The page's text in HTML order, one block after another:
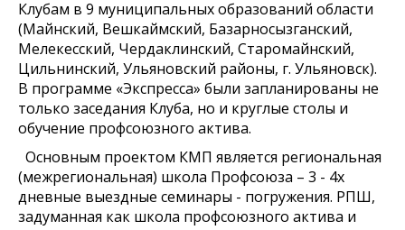
Клубам в 9 муниципальных образований области
(Майнский, Вешкаймский, Базарносызганский,
Мелекесский, Чердаклинский, Старомайнский,
Цильнинский, Ульяновский районы, г. Ульяновск).
В программе «Экспресса» были запланированы не
только заседания Клуба, но и круглые столы и
обучение профсоюзного актива.
Основным проектом КМП является региональная
(межрегиональная) школа Профсоюза – 3 - 4х
дневные выездные семинары - погружения. РПШ,
задуманная как школа профсоюзного актива и